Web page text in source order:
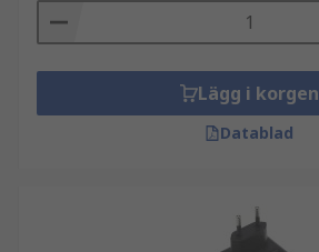
Lägg i korgen
Datablad